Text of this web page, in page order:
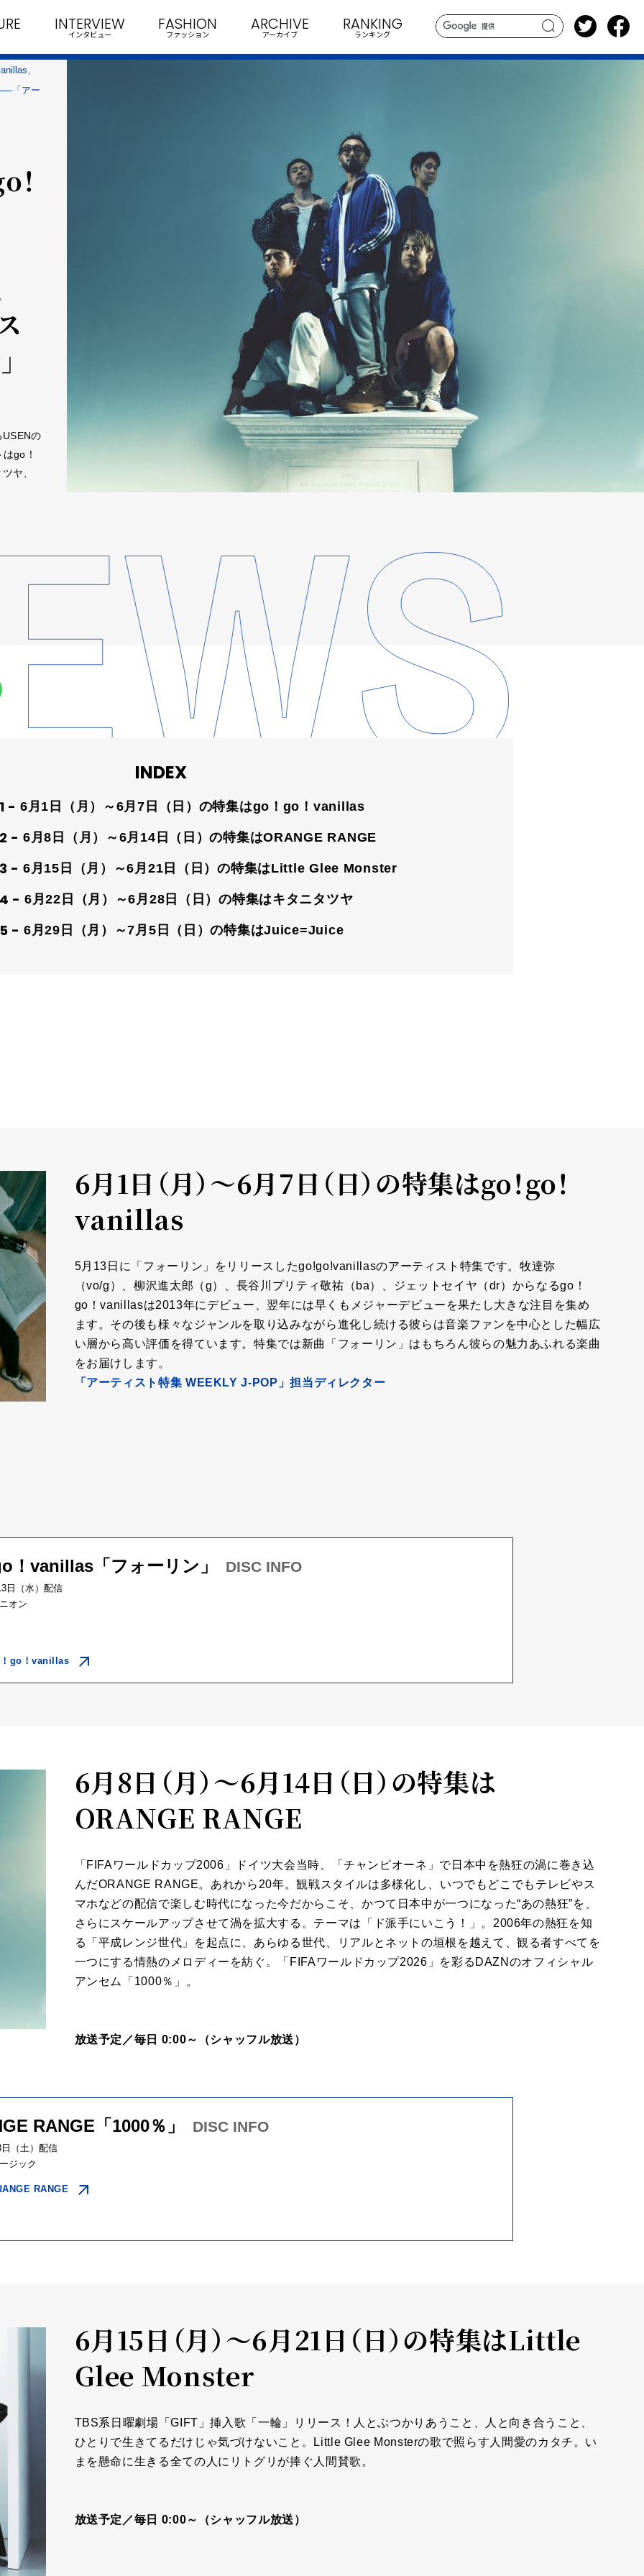
search
INTERVIEW
インタビュー
FASHION
ファッション
ARCHIVE
アーカイブ
RANKING
ランキング
、
「アー
の
go！
ヤ、
INDEX
6月1日（月）～6月7日（日）の特集はgo！go！vanillas
6月8日（月）～6月14日（日）の特集はORANGE RANGE
6月15日（月）～6月21日（日）の特集はLittle Glee Monster
6月22日（月）～6月28日（日）の特集はキタニタツヤ
6月29日（月）～7月5日（日）の特集はJuice=Juice
6月1日（月）～6月7日（日）の特集はgo！go！
vanillas
5月13日に「フォーリン」をリリースしたgo!go!vanillasのアーティスト特集です。牧達弥
（vo/g）、柳沢進太郎（g）、長谷川プリティ敬祐（ba）、ジェットセイヤ（dr）からなるgo！
go！vanillasは2013年にデビュー、翌年には早くもメジャーデビューを果たし大きな注目を集め
ます。その後も様々なジャンルを取り込みながら進化し続ける彼らは音楽ファンを中心とした幅広
い層から高い評価を得ています。特集では新曲「フォーリン」はもちろん彼らの魅力あふれる楽曲
をお届けします。
「アーティスト特集 WEEKLY J-POP」担当ディレクター
！vanillas「フォーリン」 DISC INFO
日（水）配信
オン
go！vanillas
6月8日（月）～6月14日（日）の特集は
ORANGE RANGE
「FIFAワールドカップ2006」ドイツ大会当時、「チャンピオーネ」で日本中を熱狂の渦に巻き込
んだORANGE RANGE。あれから20年。観戦スタイルは多様化し、いつでもどこでもテレビやス
マホなどの配信で楽しむ時代になった今だからこそ、かつて日本中が一つになった“あの熱狂”を、
さらにスケールアップさせて渦を拡大する。テーマは「ド派手にいこう！」。2006年の熱狂を知
る「平成レンジ世代」を起点に、あらゆる世代、リアルとネットの垣根を越えて、観る者すべてを
一つにする情熱のメロディーを紡ぐ。「FIFAワールドカップ2026」を彩るDAZNのオフィシャル
アンセム「1000％」。
放送予定／毎日 0:00～（シャッフル放送）
RANGE「1000％」 DISC INFO
（土）配信
ジック
RANGE
6月15日（月）～6月21日（日）の特集はLittle
Glee Monster
TBS系日曜劇場「GIFT」挿入歌「一輪」リリース！人とぶつかりあうこと、人と向き合うこと、
ひとりで生きてるだけじゃ気づけないこと。Little Glee Monsterの歌で照らす人間愛のカタチ。い
まを懸命に生きる全ての人にリトグリが捧ぐ人間賛歌。
放送予定／毎日 0:00～（シャッフル放送）